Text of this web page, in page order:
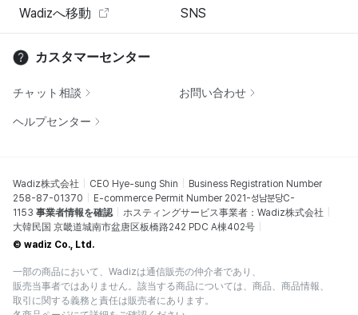
Wadizへ移動
SNS
カスタマーセンター
チャット相談 お問い合わせ
ヘルプセンター
Wadiz株式会社 CEO Hye-sung Shin
Business Registration Number
258-87-01370
E-commerce Permit Number 2021-성남분당C-
1153 事業者情報を確認
ホスティングサービス事業者：Wadiz株式会社
大韓民国 京畿道城南市盆唐区板橋路242 PDC A棟402号
© wadiz Co., Ltd.
一部の商品において、Wadizは通信販売の仲介者であり、
販売当事者ではありません。該当する商品については、商品、商品情報、
取引に関する義務と責任は販売者にあります。